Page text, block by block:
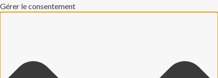
Gérer le consentement